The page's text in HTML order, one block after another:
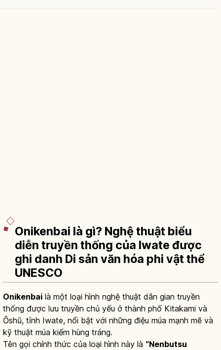
Onikenbai là gì? Nghệ thuật biểu
diễn truyền thống của Iwate được
ghi danh Di sản văn hóa phi vật thể
UNESCO
Onikenbai là một loại hình nghệ thuật dân gian truyền
thống được lưu truyền chủ yếu ở thành phố Kitakami và
Ōshū, tỉnh Iwate, nổi bật với những điệu múa mạnh mẽ và
kỹ thuật múa kiếm hùng tráng.
Tên gọi chính thức của loại hình này là “Nenbutsu